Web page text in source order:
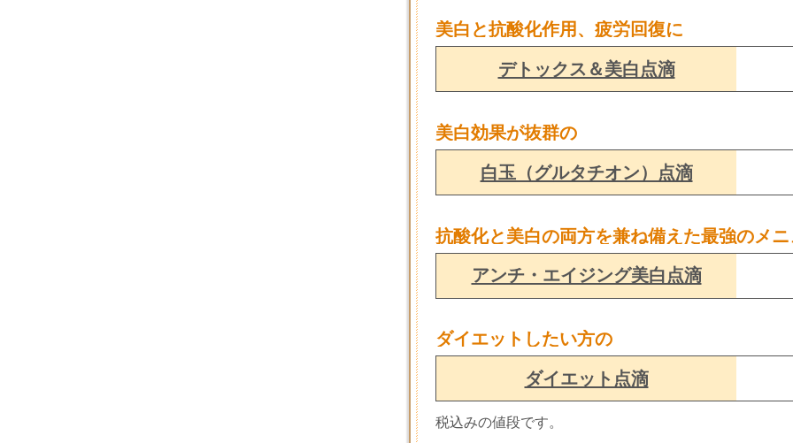
美白と抗酸化作用、疲労回復に
デトックス＆美白点滴
美白効果が抜群の
白玉（グルタチオン）点滴
抗酸化と美白の両方を兼ね備えた最強のメニ
アンチ・エイジング美白点滴
ダイエットしたい方の
ダイエット点滴
税込みの値段です。